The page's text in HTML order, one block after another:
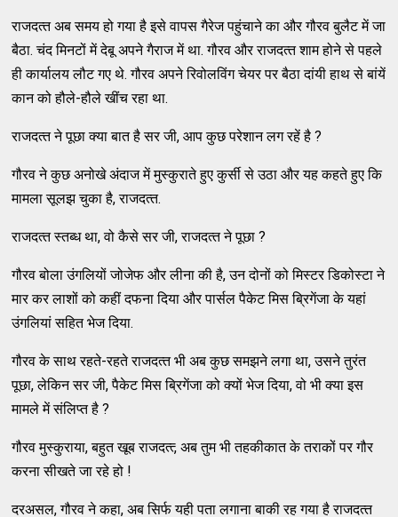
राजदत्‍त अब समय हो गया है इसे वापस गैरेज पहुंचाने का और गौरव बुलैट में जा
बैठा. चंद मिनटों में देबू अपने गैराज में था. गौरव और राजदत्‍त शाम होने से पहले
ही कार्यालय लौट गए थे. गौरव अपने रिवोलविंग चेयर पर बैठा दांयी हाथ से बांयें
कान को हौले-हौले खींच रहा था.
राजदत्‍त ने पूछा क्‍या बात है सर जी, आप कुछ परेशान लग रहें है ?
गौरव ने कुछ अनोखे अंदाज में मुस्‍कुराते हुए कुर्सी से उठा और यह कहते हुए कि
मामला सूलझ चुका है, राजदत्‍त.
राजदत्‍त स्‍तब्‍ध था, वो कैसे सर जी, राजदत्‍त ने पूछा ?
गौरव बोला उंगलियों जोजेफ और लीना की है, उन दोनों को मिस्‍टर डिकोस्‍टा ने
मार कर लाशों को कहीं दफना दिया और पार्सल पैकेट मिस ब्रिगेंजा के यहां
उंगलियां सहित भेज दिया.
गौरव के साथ रहते-रहते राजदत्‍त भी अब कुछ समझने लगा था, उसने तुरंत
पूछा, लेकिन सर जी, पैकेट मिस ब्रिगेंजा को क्‍यों भेज दिया, वो भी क्‍या इस
मामले में संलिप्‍त है ?
गौरव मुस्‍कुराया, बहुत खूब राजदत्‍त्‍, अब तुम भी तहकीकात के तराकों पर गौर
करना सीखते जा रहे हो !
दरअसल, गौरव ने कहा, अब सिर्फ यही पता लगाना बाकी रह गया है राजदत्‍त